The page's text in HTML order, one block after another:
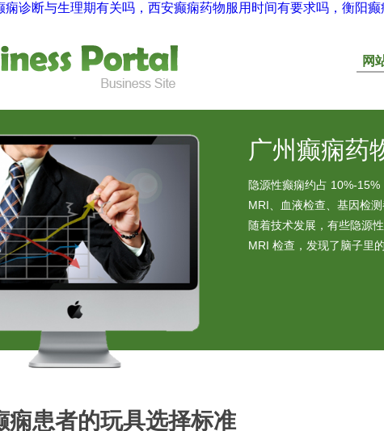
痫诊断与生理期有关吗，西安癫痫药物服用时间有要求吗，衡阳
网
广州癫痫药
隐源性癫痫约占 10%-
MRI、血液检查、基因检
随着技术发展，有些隐源
MRI 检查，发现了脑子里
痫患者的玩具选择标准